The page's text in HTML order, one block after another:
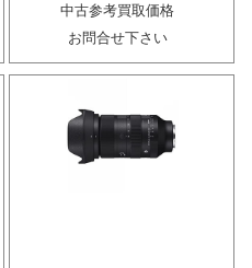
中古参考買取価格
お問合せ下さい